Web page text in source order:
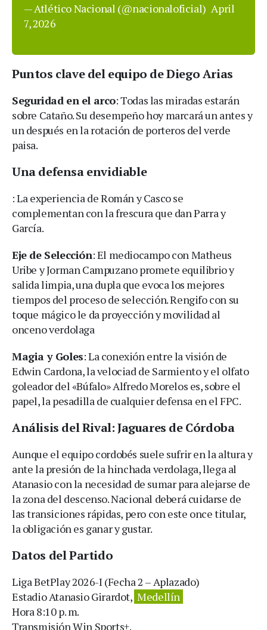
— Atlético Nacional (@nacionaloficial) April
7, 2026
Puntos clave del equipo de Diego Arias
Seguridad en el arco: Todas las miradas estarán
sobre Cataño. Su desempeño hoy marcará un antes y
un después en la rotación de porteros del verde
paisa.
Una defensa envidiable
: La experiencia de Román y Casco se
complementan con la frescura que dan Parra y
García.
Eje de Selección: El mediocampo con Matheus
Uribe y Jorman Campuzano promete equilibrio y
salida limpia, una dupla que evoca los mejores
tiempos del proceso de selección. Rengifo con su
toque mágico le da proyección y movilidad al
onceno verdolaga
Magia y Goles: La conexión entre la visión de
Edwin Cardona, la velociad de Sarmiento y el olfato
goleador del «Búfalo» Alfredo Morelos es, sobre el
papel, la pesadilla de cualquier defensa en el FPC.
Análisis del Rival: Jaguares de Córdoba
Aunque el equipo cordobés suele sufrir en la altura y
ante la presión de la hinchada verdolaga, llega al
Atanasio con la necesidad de sumar para alejarse de
la zona del descenso. Nacional deberá cuidarse de
las transiciones rápidas, pero con este once titular,
la obligación es ganar y gustar.
Datos del Partido
Liga BetPlay 2026-I (Fecha 2 – Aplazado)
Estadio Atanasio Girardot, Medellín
Hora 8:10 p. m.
Transmisión Win Sports+.